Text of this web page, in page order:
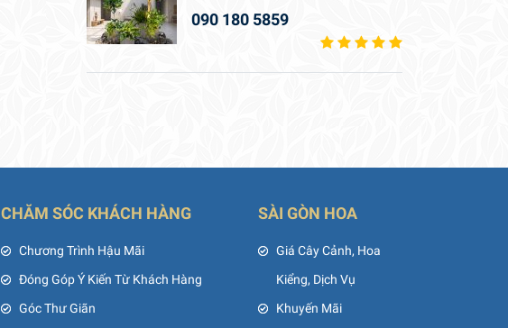
090 180 5859
CHĂM SÓC KHÁCH HÀNG
Chương Trình Hậu Mãi
Đóng Góp Ý Kiến Từ Khách Hàng
Góc Thư Giãn
SÀI GÒN HOA
Giá Cây Cảnh, Hoa
Kiểng, Dịch Vụ
Khuyến Mãi